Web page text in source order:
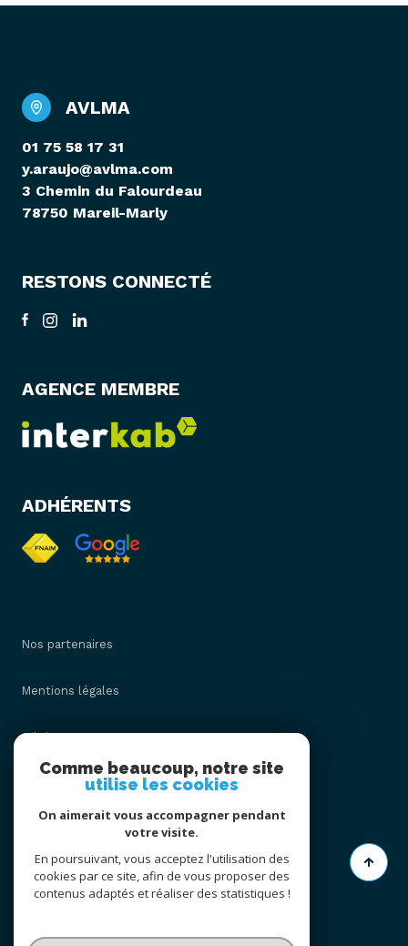
AVLMA
01 75 58 17 31
y.araujo@avlma.com
3 Chemin du Falourdeau
78750 Mareil-Marly
RESTONS CONNECTÉ
AGENCE MEMBRE
ADHÉRENTS
Nos partenaires
Mentions légales
Admin
Nos honoraires
Cookies
© 2026 | Tous droits réservés
Comme beaucoup, notre site
utilise les cookies
On aimerait vous accompagner pendant
votre visite.
En poursuivant, vous acceptez l'utilisation des
cookies par ce site, afin de vous proposer des
contenus adaptés et réaliser des statistiques !